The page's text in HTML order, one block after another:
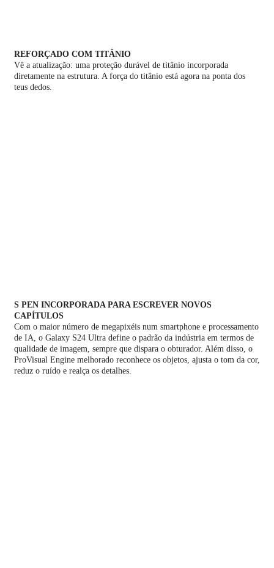
REFORÇADO COM TITÂNIO
Vê a atualização: uma proteção durável de titânio incorporada
diretamente na estrutura. A força do titânio está agora na ponta dos
teus dedos.
S PEN INCORPORADA PARA ESCREVER NOVOS
CAPÍTULOS
Com o maior número de megapixéis num smartphone e processamento
de IA, o Galaxy S24 Ultra define o padrão da indústria em termos de
qualidade de imagem, sempre que dispara o obturador. Além disso, o
ProVisual Engine melhorado reconhece os objetos, ajusta o tom da cor,
reduz o ruído e realça os detalhes.